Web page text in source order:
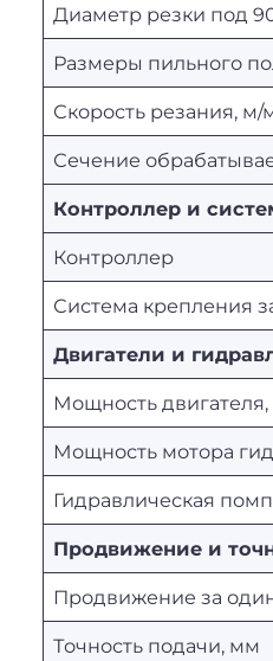
Диаметр резки под
Размеры пильного
Скорость резания, м/
Сечение
Контроллер и
Контроллер
Система крепления
Двигатели и
Мощность двигателя,
Мощность мотора
Гидравлическая
Продвижение и
Продвижение за
Точность подачи, мм